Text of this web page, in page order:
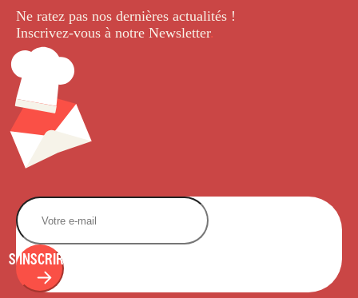
Ne ratez pas nos dernières actualités !
Inscrivez-vous à notre Newsletter.
S'INSCRIRE